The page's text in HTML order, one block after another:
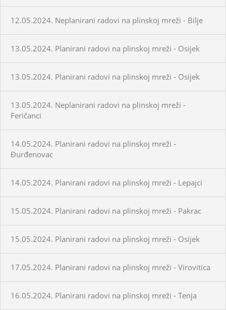
12.05.2024. Neplanirani radovi na plinskoj mreži - Bilje
13.05.2024. Planirani radovi na plinskoj mreži - Osijek
13.05.2024. Planirani radovi na plinskoj mreži - Osijek
13.05.2024. Neplanirani radovi na plinskoj mreži -
Feričanci
14.05.2024. Planirani radovi na plinskoj mreži -
Đurđenovac
14.05.2024. Planirani radovi na plinskoj mreži - Lepajci
15.05.2024. Planirani radovi na plinskoj mreži - Pakrac
15.05.2024. Planirani radovi na plinskoj mreži - Osijek
17.05.2024. Planirani radovi na plinskoj mreži - Virovitica
16.05.2024. Planirani radovi na plinskoj mreži - Tenja